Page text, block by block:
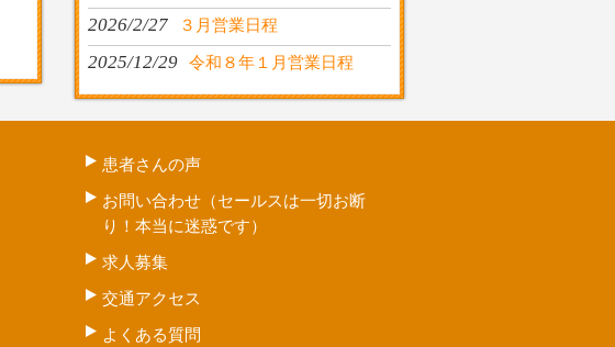
2026/2/27 ３月営業日程
2025/12/29 令和８年１月営業日程
患者さんの声
お問い合わせ（セールスは一切お断
り！本当に迷惑です）
求人募集
交通アクセス
よくある質問